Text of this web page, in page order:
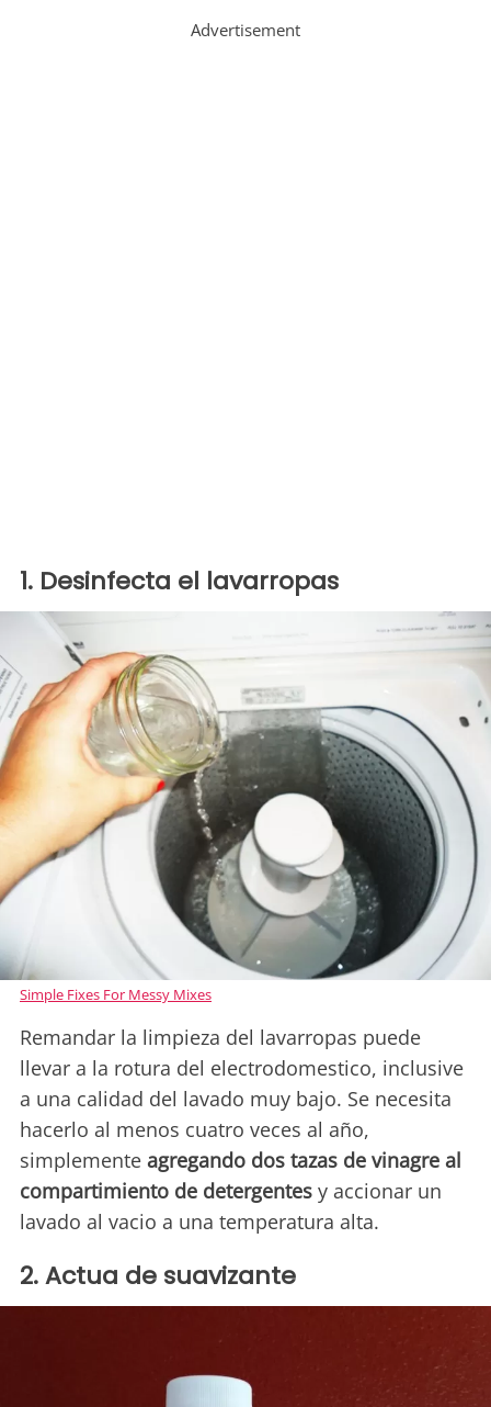
Advertisement
1. Desinfecta el lavarropas
Simple Fixes For Messy Mixes
Remandar la limpieza del lavarropas puede
llevar a la rotura del electrodomestico, inclusive
a una calidad del lavado muy bajo. Se necesita
hacerlo al menos cuatro veces al año,
simplemente agregando dos tazas de vinagre al
compartimiento de detergentes y accionar un
lavado al vacio a una temperatura alta.
2. Actua de suavizante